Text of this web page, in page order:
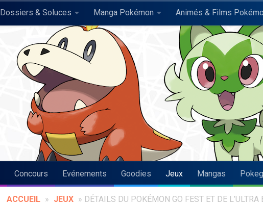
Dossiers & Soluces Manga Pokémon Animés & Films
Concours Evénements Goodies Jeux Mangas
ACCUEIL » JEUX » DÉTAILS DU POKÉMON GO FEST ET DE L’ULTRA